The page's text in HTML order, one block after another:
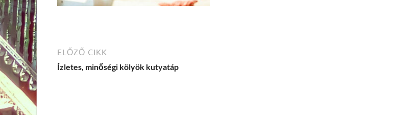
ELŐZŐ CIKK
Ízletes, minőségi kölyök kutyatáp